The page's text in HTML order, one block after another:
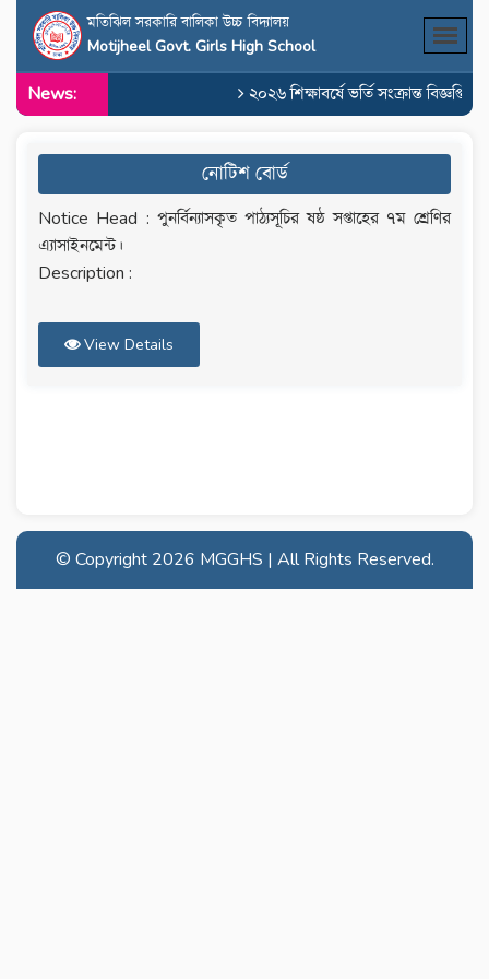
মতিঝিল সরকারি বালিকা উচ্চ বিদ্যালয়
Motijheel Govt. Girls High School
News: ২০২৬ শিক্ষাবর্ষে ভর্তি সংক্রান্ত বিজ্ঞপ্তি
নোটিশ বোর্ড
Notice Head : পুনর্বিন্যাসকৃত পাঠ্যসূচির ষষ্ঠ সপ্তাহের ৭ম শ্রেণির
এ্যাসাইনমেন্ট।
Description :
View Details
© Copyright 2026 MGGHS | All Rights Reserved.